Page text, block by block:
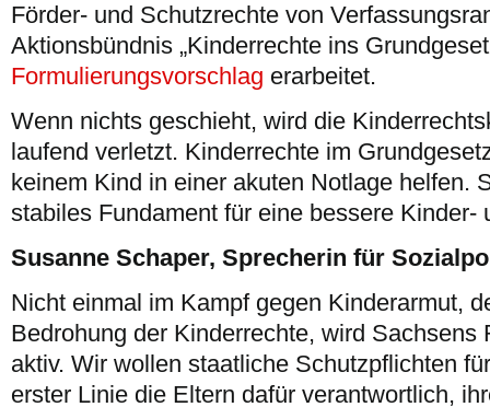
Förder- und Schutzrechte von
Aktionsbündnis „Kinderrechte ins
Formulierungsvorschlag erarbeitet.
Wenn nichts geschieht, wird die
laufend verletzt. Kinderrechte im
keinem Kind in einer akuten Notlage helfen.
stabiles Fundament für eine bessere Kinder-
Susanne Schaper, Sprecherin für
Nicht einmal im Kampf gegen Kinderarmut,
Bedrohung der Kinderrechte, wird Sachsens
aktiv. Wir wollen staatliche Schutzpflichten
erster Linie die Eltern dafür verantwortlich,